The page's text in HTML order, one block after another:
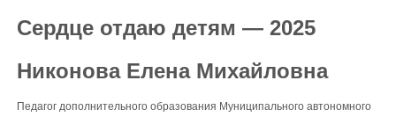
Сердце отдаю детям — 2025
Никонова Елена Михайловна
Педагог дополнительного образования Муниципального автономного